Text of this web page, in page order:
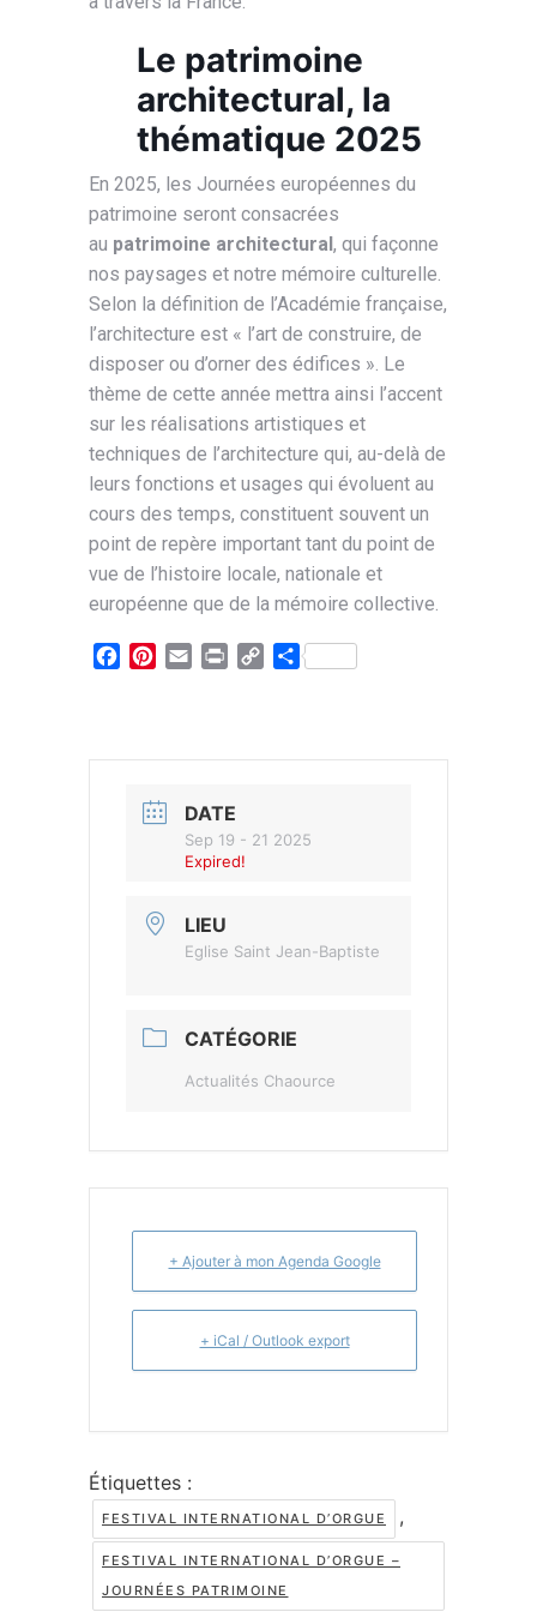
Le patrimoine
architectural, la
thématique 2025
En 2025, les Journées européennes du
patrimoine seront consacrées
au patrimoine architectural, qui façonne
nos paysages et notre mémoire culturelle.
Selon la définition de l’Académie française,
l’architecture est « l’art de construire, de
disposer ou d’orner des édifices ». Le
thème de cette année mettra ainsi l’accent
sur les réalisations artistiques et
techniques de l’architecture qui, au-delà de
leurs fonctions et usages qui évoluent au
cours des temps, constituent souvent un
point de repère important tant du point de
vue de l’histoire locale, nationale et
européenne que de la mémoire collective.
Facebook
Pinterest
Email Print
CopyPartager
DATE
Sep 19 - 21 2025
Expired!
LIEU
Eglise Saint Jean-Baptiste
CATÉGORIE
Actualités Chaource
+ Ajouter à mon Agenda Google
+ iCal / Outlook export
Étiquettes :
FESTIVAL INTERNATIONAL D’ORGUE ,
FESTIVAL INTERNATIONAL D’ORGUE –
JOURNÉES PATRIMOINE